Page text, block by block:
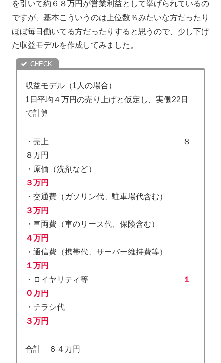
を引いて約６８万円が営業利益として挙げられているの
ですが、基本こういうのは上位数％みたいな方だったり
ほぼ毎日働いてる方だったりすると思うので、少し下げ
た収益モデルを作成してみました。
収益モデル（1人の場合）
1日平均４万円の売り上げと仮定し、実働22日
で計算
・売上 ８
８万円
・原価（洗剤など）
３万円
・交通費（ガソリン代、駐車場代含む）
３万円
・車両費（車のリース代、保険含む）
４万円
・通信費（携帯代、サーバー維持費等）
１万円
・ロイヤリティ等
１
０万円
・チラシ代
３万円
合計 ６４万円